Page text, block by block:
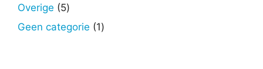
Overige 55
producten
Geen categorie 11